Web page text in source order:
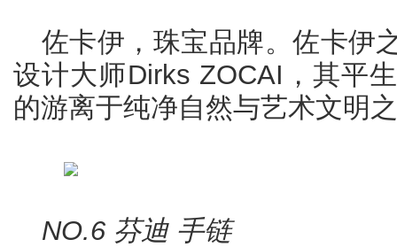
佐卡伊，珠宝品牌。佐卡伊
设计大师Dirks ZOCAI，其平
的游离于纯净自然与艺术文明
NO.6 芬迪 手链